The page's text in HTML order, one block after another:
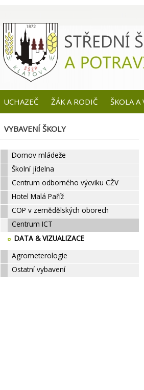
UCHAZEČ ŽÁK A RODIČ ŠKOLA A
VYBAVENÍ ŠKOLY
Domov mládeže
Školní jídelna
Centrum odborného výcviku CŽV
Hotel Malá Paříž
COP v zemědělských oborech
Centrum ICT
DATA & VIZUALIZACE
Agrometerologie
Ostatní vybavení